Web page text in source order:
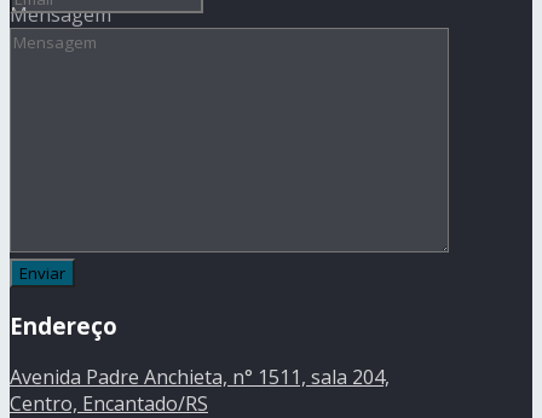
Mensagem
Endereço
Avenida Padre Anchieta, n° 1511, sala 204,
Centro, Encantado/RS